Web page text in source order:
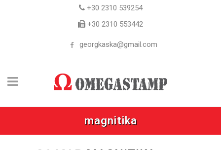
+30 2310 539254
+30 2310 553442
georgkaska@gmail.com
magnitika